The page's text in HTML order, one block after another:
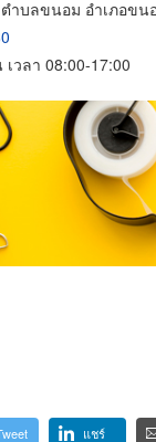
ำบลขนอม อำเภอข
วลา 08:00-17:00
แชร์